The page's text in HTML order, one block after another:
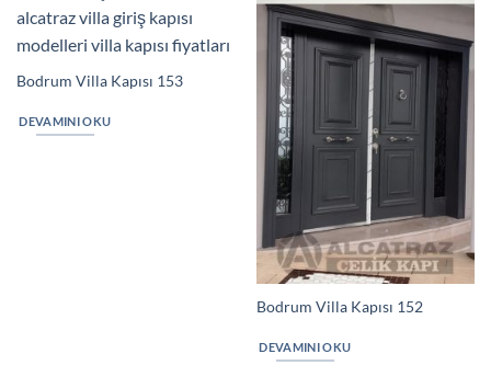
Bodrum Villa Kapısı 153
DEVAMINI OKU
Bodrum Villa Kapısı 152
DEVAMINI OKU